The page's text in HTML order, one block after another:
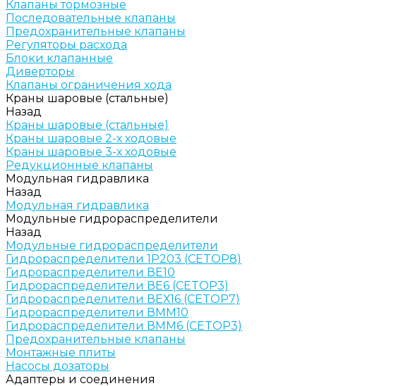
Клапаны тормозные
Последовательные клапаны
Предохранительные клапаны
Регуляторы расхода
Блоки клапанные
Диверторы
Клапаны ограничения хода
Краны шаровые (стальные)
Назад
Краны шаровые (стальные)
Краны шаровые 2-х ходовые
Краны шаровые 3-х ходовые
Редукционные клапаны
Модульная гидравлика
Назад
Модульная гидравлика
Модульные гидрораспределители
Назад
Модульные гидрораспределители
Гидрораспределители 1Р203 (CETOP8)
Гидрораспределители ВЕ10
Гидрораспределители ВЕ6 (CETOP3)
Гидрораспределители ВЕХ16 (CETOP7)
Гидрораспределители ВММ10
Гидрораспределители ВММ6 (CETOP3)
Предохранительные клапаны
Монтажные плиты
Насосы дозаторы
Адаптеры и соединения